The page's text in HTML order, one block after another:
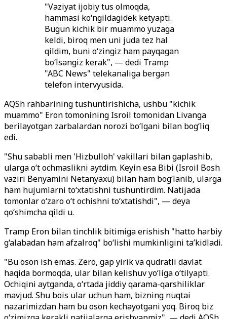
"Vaziyat ijobiy tus olmoqda,
hammasi ko‘ngildagidek ketyapti.
Bugun kichik bir muammo yuzaga
keldi, biroq men uni juda tez hal
qildim, buni o‘zingiz ham payqagan
bo‘lsangiz kerak", — dedi Tramp
"ABC News" telekanaliga bergan
telefon intervyusida.
AQSh rahbarining tushuntirishicha, ushbu "kichik
muammo" Eron tomonining Isroil tomonidan Livanga
berilayotgan zarbalardan norozi bo‘lgani bilan bog‘liq
edi.
"Shu sababli men 'Hizbulloh' vakillari bilan gaplashib,
ularga o‘t ochmaslikni aytdim. Keyin esa Bibi (Isroil Bosh
vaziri Benyamini Netanyaxu) bilan ham bog‘lanib, ularga
ham hujumlarni to‘xtatishni tushuntirdim. Natijada
tomonlar o‘zaro o‘t ochishni to‘xtatishdi", — deya
qo‘shimcha qildi u.
Tramp Eron bilan tinchlik bitimiga erishish "hatto harbiy
g‘alabadan ham afzalroq" bo‘lishi mumkinligini ta’kidladi.
"Bu oson ish emas. Zero, gap yirik va qudratli davlat
haqida bormoqda, ular bilan kelishuv yo‘liga o‘tilyapti.
Ochiqini aytganda, o‘rtada jiddiy qarama-qarshiliklar
mavjud. Shu bois ular uchun ham, bizning nuqtai
nazarimizdan ham bu oson kechayotgani yoq. Biroq biz